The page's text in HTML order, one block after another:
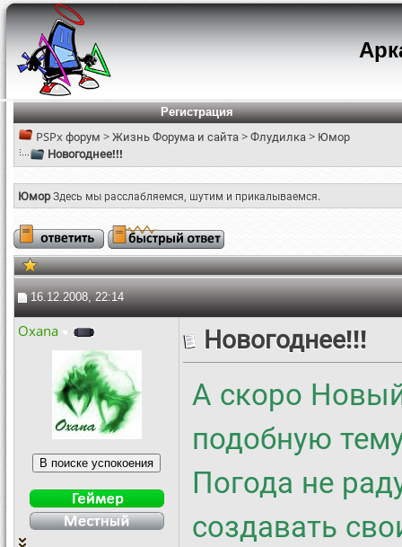
Регистрация
PSPx форум >Жизнь Форума и сайта>Флудилка> Юмор
Новогоднее!!!
ЮморЗдесь мы расслабляемся, шутим и прикалываемся.
16.12.2008, 22:14
Oxana Новогоднее!!!
А скоро
подобную
Погода не
создавать